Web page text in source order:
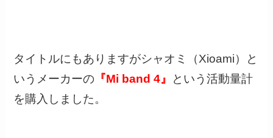
タイトルにもありますがシャオミ（Xioami）と
いうメーカーの 『Mi band 4』
という活動量計
を購入しました。